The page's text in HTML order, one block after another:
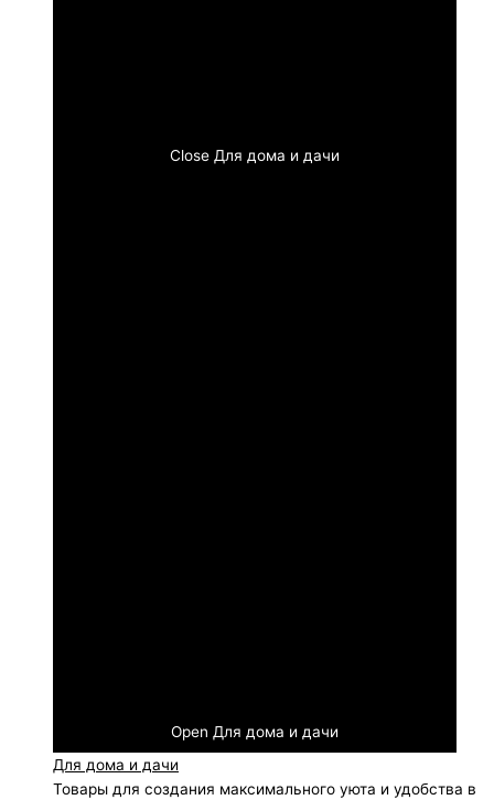
Close Для дома и дачи
Open Для дома и дачи
Для дома и дачи
Товары для создания максимального уюта и удобства в